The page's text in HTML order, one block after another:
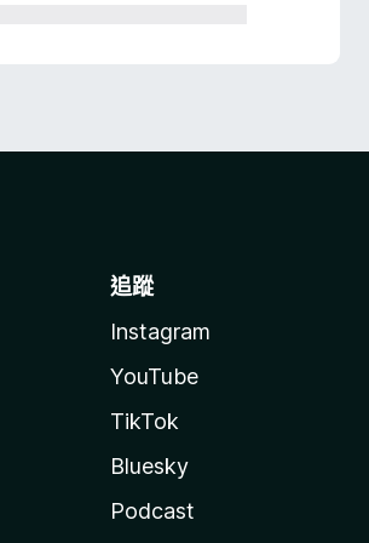
追蹤
Instagram
YouTube
TikTok
Bluesky
Podcast